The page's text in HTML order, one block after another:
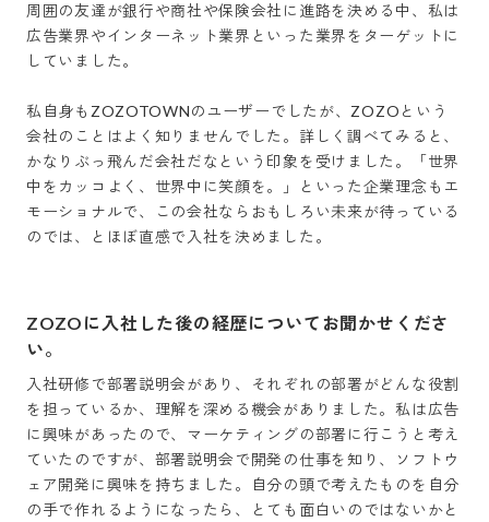
周囲の友達が銀行や商社や保険会社に進路を決める中、私は
広告業界やインターネット業界といった業界をターゲットに
していました。
私自身もZOZOTOWNのユーザーでしたが、ZOZOという
会社のことはよく知りませんでした。詳しく調べてみると、
かなりぶっ飛んだ会社だなという印象を受けました。「世界
中をカッコよく、世界中に笑顔を。」といった企業理念もエ
モーショナルで、この会社ならおもしろい未来が待っている
ZOZOに入社した後の経歴についてお聞かせくださ
い。
入社研修で部署説明会があり、それぞれの部署がどんな役割
を担っているか、理解を深める機会がありました。私は広告
に興味があったので、マーケティングの部署に行こうと考え
ていたのですが、部署説明会で開発の仕事を知り、ソフトウ
ェア開発に興味を持ちました。自分の頭で考えたものを自分
の手で作れるようになったら、とても面白いのではないかと